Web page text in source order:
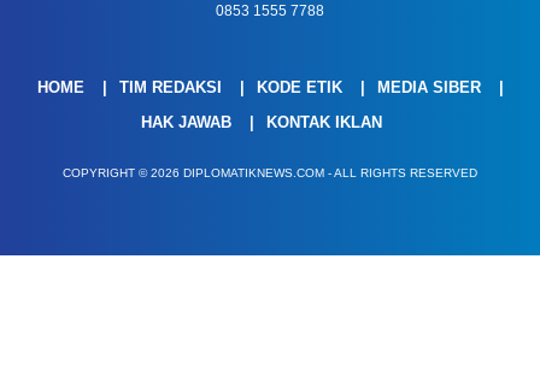
0853 1555 7788
HOME TIM REDAKSI KODE ETIK
MEDIA SIBER
HAK JAWAB
KONTAK IKLAN
COPYRIGHT © 2026 DIPLOMATIKNEWS.COM - ALL RIGHTS RESERVED